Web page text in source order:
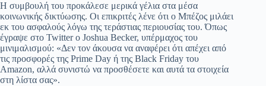
Η συμβουλή του προκάλεσε μερικά γέλια στα μέσα
κοινωνικής δικτύωσης. Οι επικριτές λένε ότι ο Μπέζος μιλάει
εκ του ασφαλούς λόγω της τεράστιας περιουσίας του. Όπως
έγραψε στο Twitter ο Joshua Becker, υπέρμαχος του
μινιμαλισμού: «Δεν τον άκουσα να αναφέρει ότι απέχει από
τις προσφορές της Prime Day ή της Black Friday του
Amazon, αλλά συνιστώ να προσθέσετε και αυτά τα στοιχεία
στη λίστα σας».